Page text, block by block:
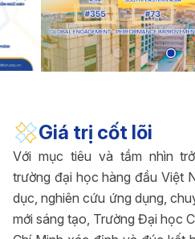
Giá trị cốt lõi
Với mục tiêu và tầm nhìn
trường đại học hàng đầu Việt
dục, nghiên cứu ứng dụng,
mới sáng tạo, Trường Đại học